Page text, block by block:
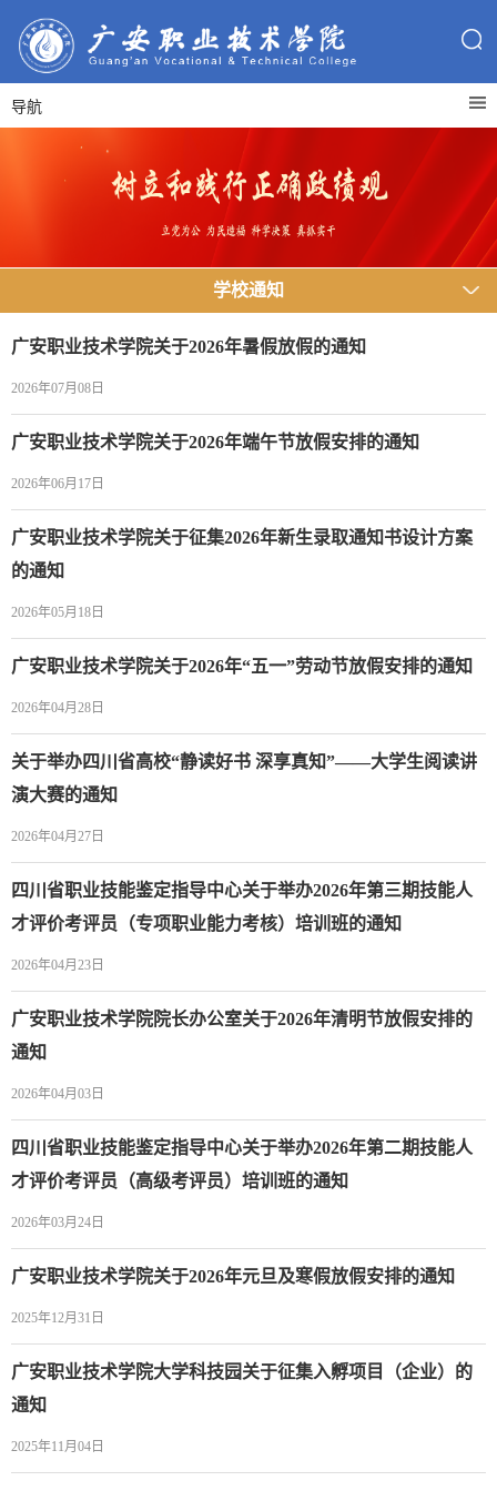
导航
学校通知
广安职业技术学院关于2026年暑假放假的通知
2026年07月08日
广安职业技术学院关于2026年端午节放假安排的通知
2026年06月17日
广安职业技术学院关于征集2026年新生录取通知书设计方案
的通知
2026年05月18日
广安职业技术学院关于2026年“五一”劳动节放假安排的通知
2026年04月28日
关于举办四川省高校“静读好书 深享真知”——大学生阅读讲
演大赛的通知
2026年04月27日
四川省职业技能鉴定指导中心关于举办2026年第三期技能人
才评价考评员（专项职业能力考核）培训班的通知
2026年04月23日
广安职业技术学院院长办公室关于2026年清明节放假安排的
通知
2026年04月03日
四川省职业技能鉴定指导中心关于举办2026年第二期技能人
才评价考评员（高级考评员）培训班的通知
2026年03月24日
广安职业技术学院关于2026年元旦及寒假放假安排的通知
2025年12月31日
广安职业技术学院大学科技园关于征集入孵项目（企业）的
通知
2025年11月04日